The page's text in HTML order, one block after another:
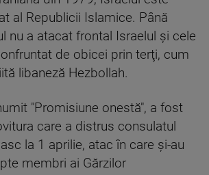
al Republicii Islamice. Până
nu a atacat frontal Israelul şi cele
de obicei prin terţi, cum
libaneză Hezbollah.
"Promisiune onestă", a fost
care a distrus consulatul
la 1 aprilie, atac în care şi-au
membri ai Gărzilor